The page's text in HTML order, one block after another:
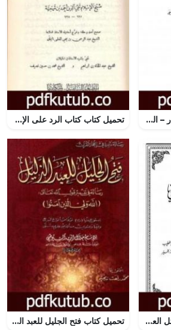
تحميل كتاب المحلى بالآثار – الجزء الخامس PDF تأليف ابن حزم الأندلسي مجانا [كامل] تحميل كتاب كتاب الرد على الإخنائي – نسخة قديمة ونادرة PDF تأليف ابن تيمية مجانا [كامل]
تحميل كتاب مجموع رسائل العلامة الملا علي القاري – الجزء الخامس PDF تأليف الملا على القاري مجانا [كامل] تحميل كتاب فتح الجليل للعبد الذليل PDF تأليف جلال الدين السيوطي مجانا [كامل]